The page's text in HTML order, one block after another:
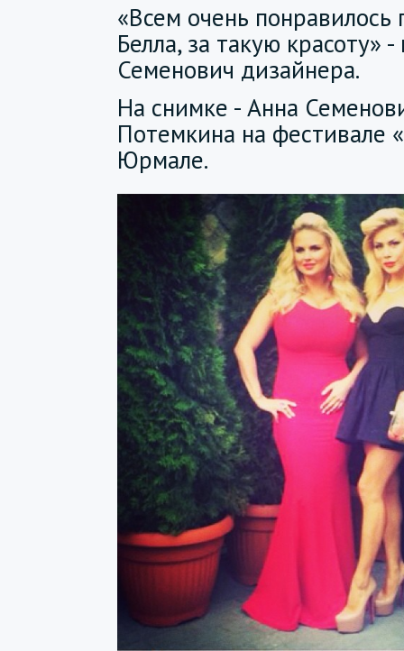
«Всем очень понравилось
Белла, за такую красоту»
Семенович дизайнера.
На снимке - Анна
Потемкина на фестивале
Юрмале.